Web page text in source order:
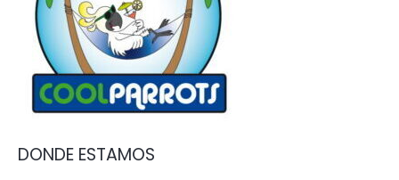
DONDE ESTAMOS